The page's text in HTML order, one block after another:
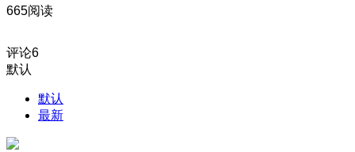
665阅读
评论6
默认
默认
最新